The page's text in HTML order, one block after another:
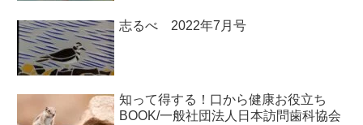
志るべ 2022年7月号
知って得する！口から健康お役立ち
BOOK/一般社団法人日本訪問歯科協会￼